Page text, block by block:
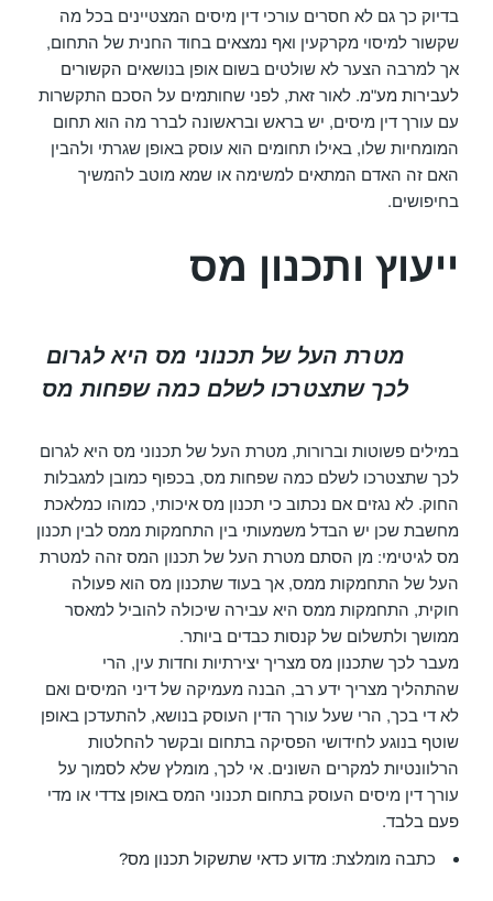
בדיוק כך גם לא חסרים עורכי דין מיסים המצטיינים בכל מה
שקשור למיסוי מקרקעין ואף נמצאים בחוד החנית של התחום,
אך למרבה הצער לא שולטים בשום אופן בנושאים הקשורים
לעבירות מע"מ. לאור זאת, לפני שחותמים על הסכם התקשרות
עם עורך דין מיסים, יש בראש ובראשונה לברר מה הוא תחום
המומחיות שלו, באילו תחומים הוא עוסק באופן שגרתי ולהבין
האם זה האדם המתאים למשימה או שמא מוטב להמשיך
בחיפושים.
ייעוץ ותכנון מס
מטרת העל של תכנוני מס היא לגרום
לכך שתצטרכו לשלם כמה שפחות מס
במילים פשוטות וברורות, מטרת העל של תכנוני מס היא לגרום
לכך שתצטרכו לשלם כמה שפחות מס, בכפוף כמובן למגבלות
החוק. לא נגזים אם נכתוב כי תכנון מס איכותי, כמוהו כמלאכת
מחשבת שכן יש הבדל משמעותי בין התחמקות ממס לבין תכנון
מס לגיטימי: מן הסתם מטרת העל של תכנון המס זהה למטרת
העל של התחמקות ממס, אך בעוד שתכנון מס הוא פעולה
חוקית, התחמקות ממס היא עבירה שיכולה להוביל למאסר
ממושך ולתשלום של קנסות כבדים ביותר.
מעבר לכך שתכנון מס מצריך יצירתיות וחדות עין, הרי
שהתהליך מצריך ידע רב, הבנה מעמיקה של דיני המיסים ואם
לא די בכך, הרי שעל עורך הדין העוסק בנושא, להתעדכן באופן
שוטף בנוגע לחידושי הפסיקה בתחום ובקשר להחלטות
הרלוונטיות למקרים השונים. אי לכך, מומלץ שלא לסמוך על
עורך דין מיסים העוסק בתחום תכנוני המס באופן צדדי או מדי
פעם בלבד.
כתבה מומלצת:מדוע כדאי שתשקול תכנון מס?​